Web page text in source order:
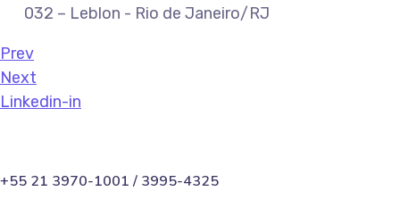
032 – Leblon - Rio de Janeiro/RJ
Prev
Next
Linkedin-in
+55 21 3970-1001 / 3995-4325